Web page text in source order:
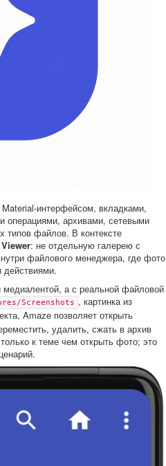
интерфейсом, вкладками,
операциями, архивами, сетевыми
типов файлов. В контексте
: не отдельную галерею с
файлового менеджера, где фото
медиалентой, а с реальной файловой
Screenshots , картинка из
Amaze позволяет открыть
удалить, сжать в архив
к теме чем открыть фото; это